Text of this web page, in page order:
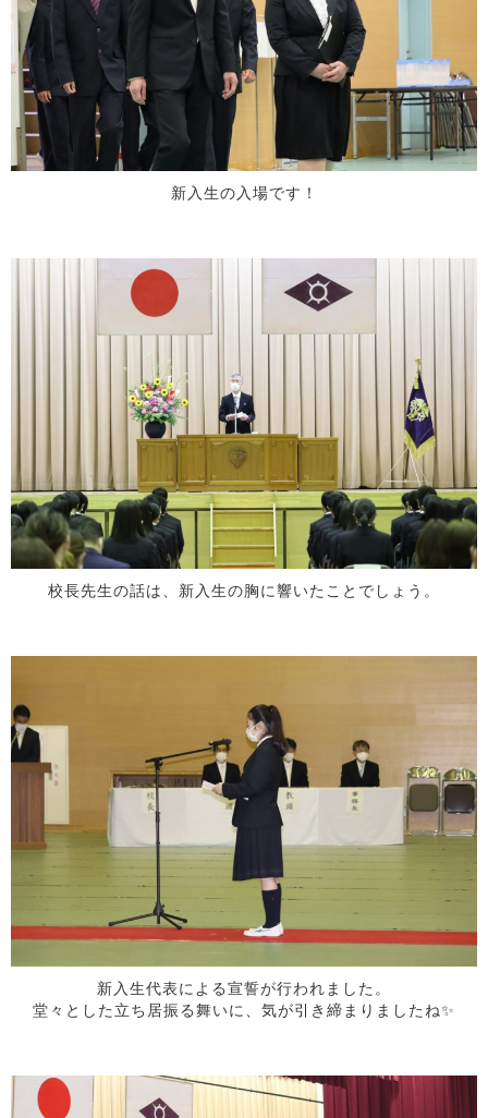
新入生の入場です！
校長先生の話は、新入生の胸に響いたことでしょう。
新入生代表による宣誓が行われました。
堂々とした立ち居振る舞いに、気が引き締まりましたね✨